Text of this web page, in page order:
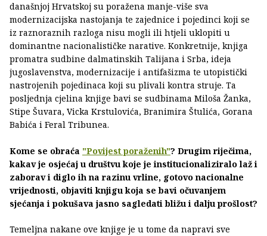
današnjoj Hrvatskoj su poražena manje-više sva
modernizacijska nastojanja te zajednice i pojedinci koji se
iz raznoraznih razloga nisu mogli ili htjeli uklopiti u
dominantne nacionalističke narative. Konkretnije, knjiga
promatra sudbine dalmatinskih Talijana i Srba, ideja
jugoslavenstva, modernizacije i antifašizma te utopistički
nastrojenih pojedinaca koji su plivali kontra struje. Ta
posljednja cjelina knjige bavi se sudbinama Miloša Žanka,
Stipe Šuvara, Vicka Krstulovića, Branimira Štulića, Gorana
Babića i Feral Tribunea.
Kome se obraća "Povijest poraženih"? Drugim riječima,
kakav je osjećaj u društvu koje je institucionaliziralo laž i
zaborav i diglo ih na razinu vrline, gotovo nacionalne
vrijednosti, objaviti knjigu koja se bavi očuvanjem
sjećanja i pokušava jasno sagledati bližu i dalju prošlost?
Temeljna nakane ove knjige je u tome da napravi sve